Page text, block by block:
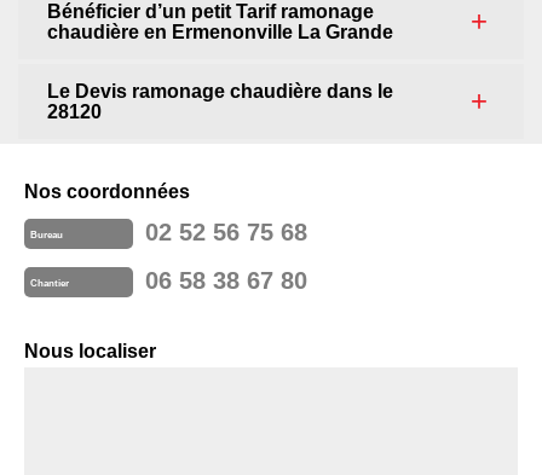
Bénéficier d’un petit Tarif ramonage
chaudière en Ermenonville La Grande
Le Devis ramonage chaudière dans le
28120
Nos coordonnées
Bureau 02 52 56 75 68
Chantier 06 58 38 67 80
Nous localiser